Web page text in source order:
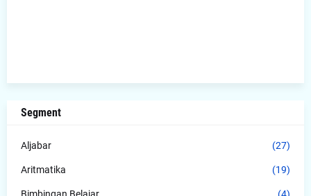
Segment
Aljabar (27)
Aritmatika (19)